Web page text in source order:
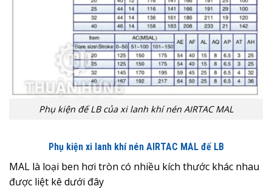
Phụ kiện đế LB của xi lanh khí nén AIRTAC MAL
Phụ kiện xi lanh khí nén AIRTAC MAL đế LB
MAL là loại ben hơi tròn có nhiều kích thước khác nhau
được liệt kê dưới đây